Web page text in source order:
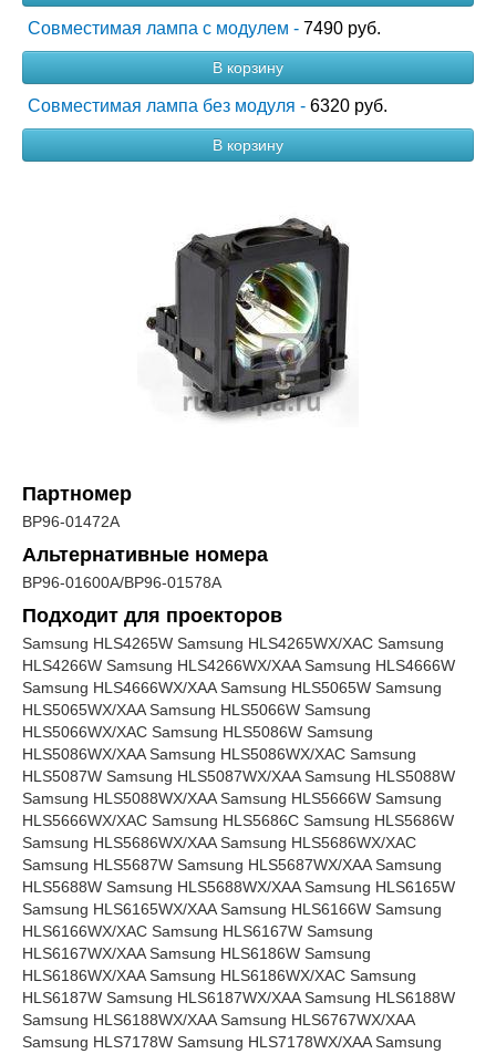
Совместимая лампа с модулем - 7490 руб.
В корзину
Совместимая лампа без модуля - 6320 руб.
В корзину
Партномер
BP96-01472A
Альтернативные номера
BP96-01600A/BP96-01578A
Подходит для проекторов
Samsung HLS4265W Samsung HLS4265WX/XAC Samsung
HLS4266W Samsung HLS4266WX/XAA Samsung HLS4666W
Samsung HLS4666WX/XAA Samsung HLS5065W Samsung
HLS5065WX/XAA Samsung HLS5066W Samsung
HLS5066WX/XAC Samsung HLS5086W Samsung
HLS5086WX/XAA Samsung HLS5086WX/XAC Samsung
HLS5087W Samsung HLS5087WX/XAA Samsung HLS5088W
Samsung HLS5088WX/XAA Samsung HLS5666W Samsung
HLS5666WX/XAC Samsung HLS5686C Samsung HLS5686W
Samsung HLS5686WX/XAA Samsung HLS5686WX/XAC
Samsung HLS5687W Samsung HLS5687WX/XAA Samsung
HLS5688W Samsung HLS5688WX/XAA Samsung HLS6165W
Samsung HLS6165WX/XAA Samsung HLS6166W Samsung
HLS6166WX/XAC Samsung HLS6167W Samsung
HLS6167WX/XAA Samsung HLS6186W Samsung
HLS6186WX/XAA Samsung HLS6186WX/XAC Samsung
HLS6187W Samsung HLS6187WX/XAA Samsung HLS6188W
Samsung HLS6188WX/XAA Samsung HLS6767WX/XAA
Samsung HLS7178W Samsung HLS7178WX/XAA Samsung